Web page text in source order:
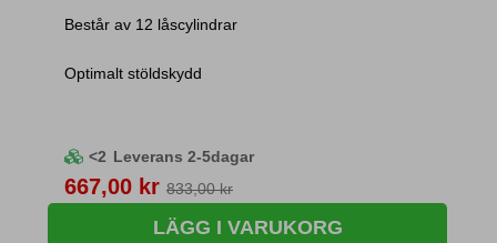
Består av 12 låscylindrar
Optimalt stöldskydd
<2 Leverans 2-5dagar
Pris
667,00 kr 833,00 kr
LÄGG I VARUKORG